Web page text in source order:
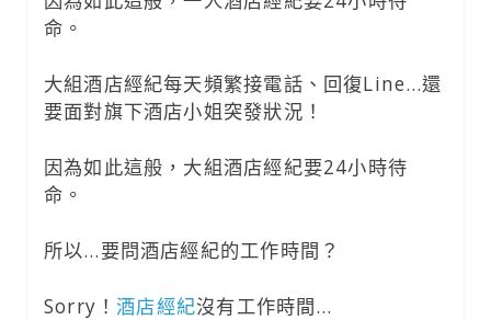
命。
大組酒店經紀每天頻繁接電話、回復Line…還
要面對旗下酒店小姐突發狀況！
因為如此這般，大組酒店經紀要24小時待
命。
所以…要問酒店經紀的工作時間？
Sorry！酒店經紀沒有工作時間…